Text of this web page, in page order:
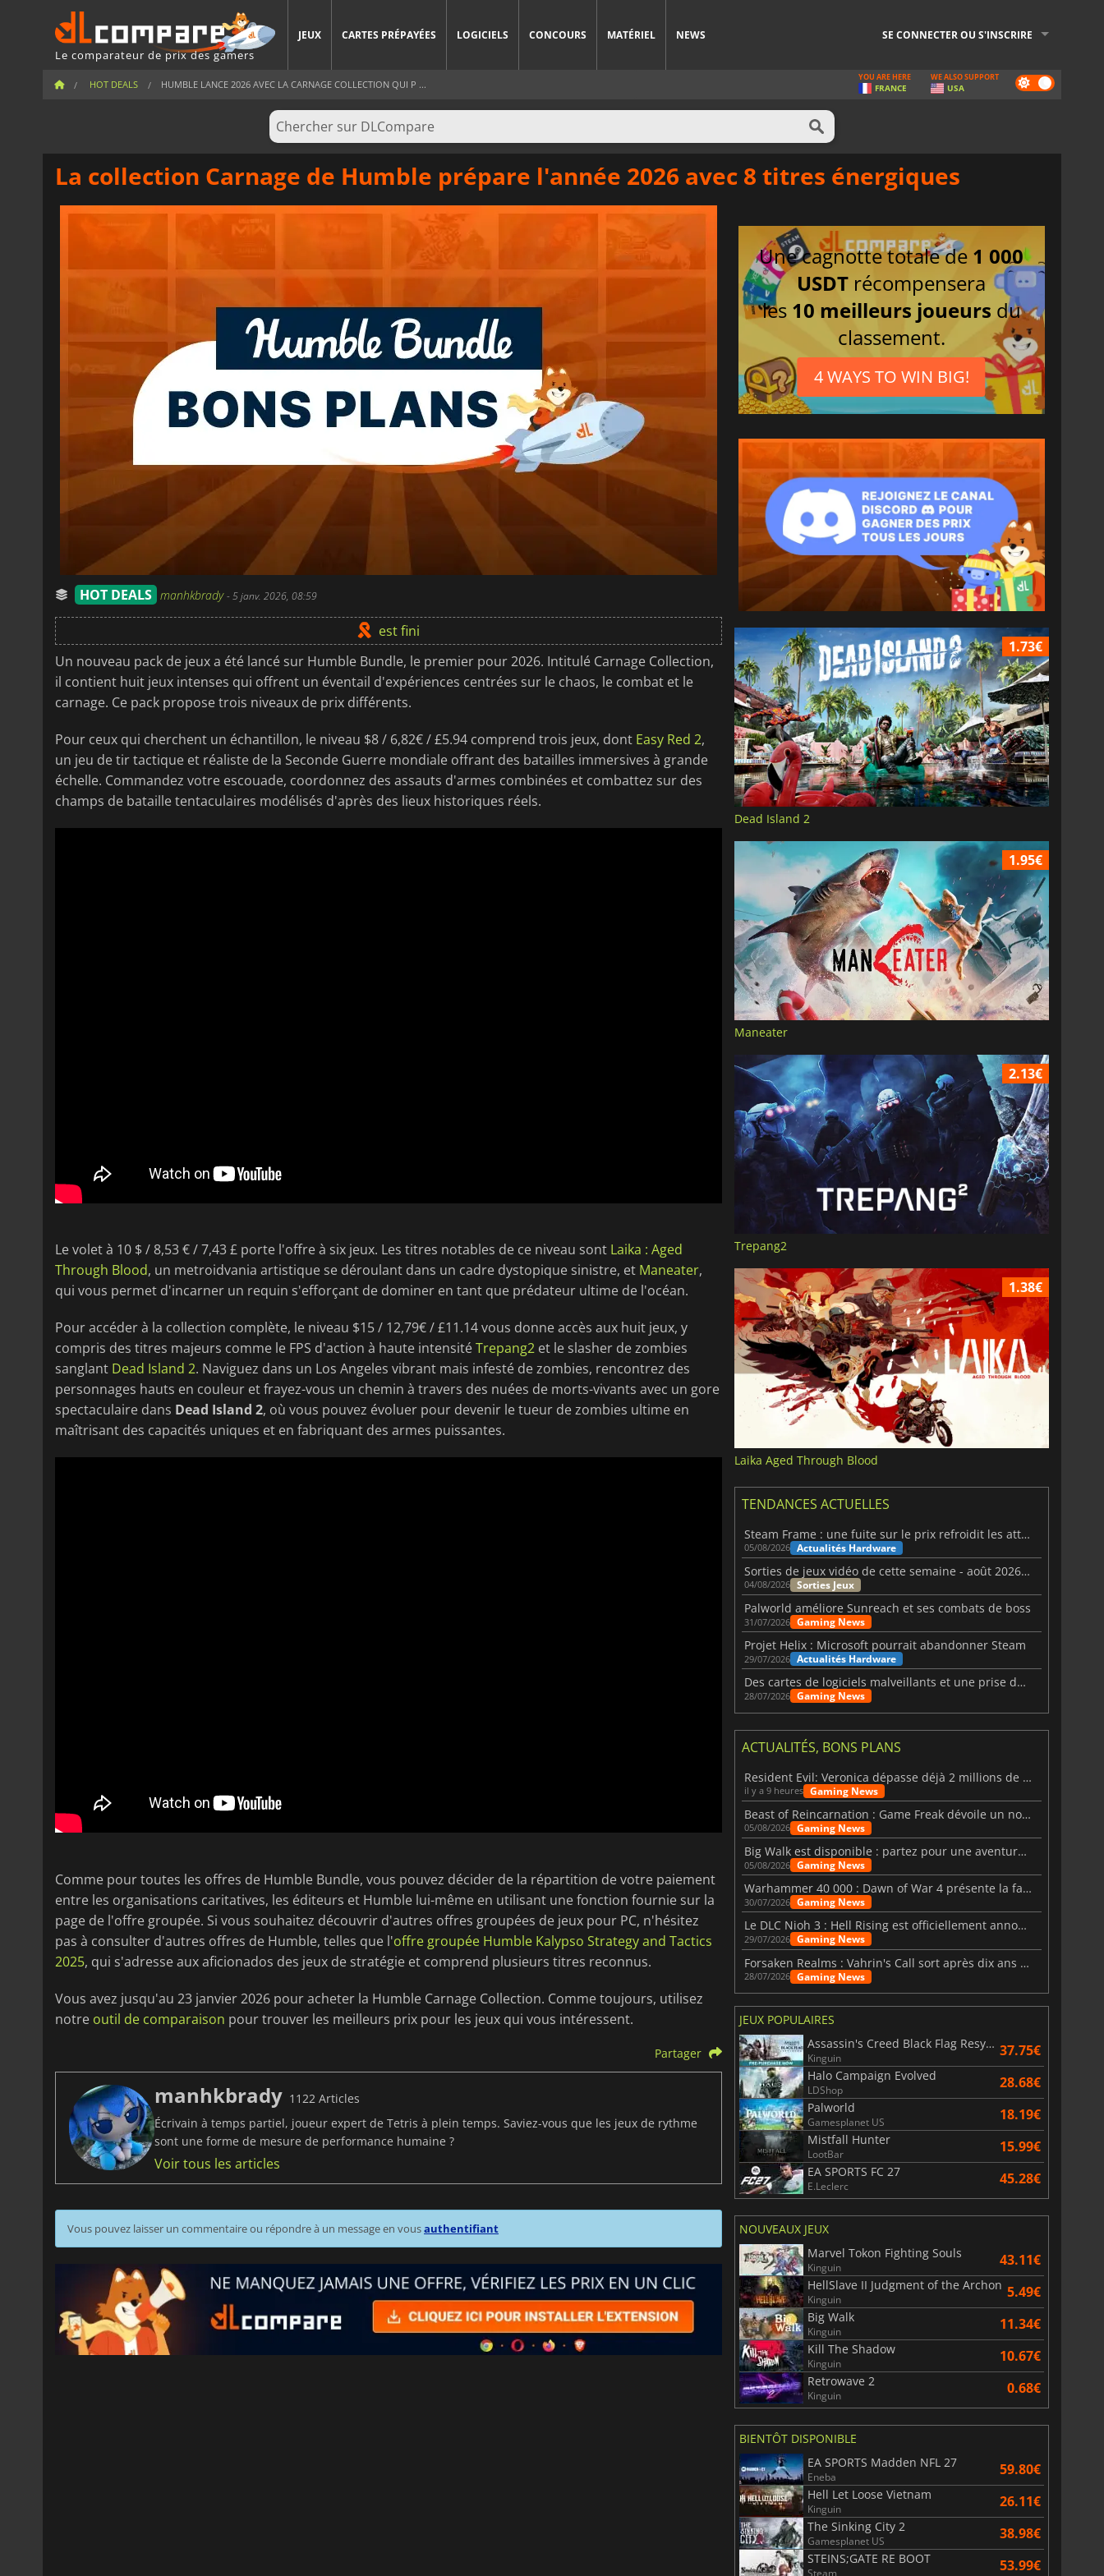
Le comparateur de prix des gamers
JEUX CARTES PRÉPAYÉES LOGICIELS CONCOURS MATÉRIEL NEWS SE CONNECTER OU S'INSCRIRE
HOT DEALS HUMBLE LANCE 2026 AVEC LA CARNAGE COLLECTION QUI P ... Dark
mode
YOU ARE HERE
FRANCE
WE ALSO SUPPORT
USA
La collection Carnage de Humble prépare l'année 2026 avec 8 titres énergiques
HOT DEALS manhkbrady-5 janv. 2026, 08:59
est fini
Un nouveau pack de jeux a été lancé sur Humble Bundle, le premier pour 2026. Intitulé Carnage Collection,
il contient huit jeux intenses qui offrent un éventail d'expériences centrées sur le chaos, le combat et le
carnage. Ce pack propose trois niveaux de prix différents.
Pour ceux qui cherchent un échantillon, le niveau $8 / 6,82€ / £5.94 comprend trois jeux, dont Easy Red 2,
un jeu de tir tactique et réaliste de la Seconde Guerre mondiale offrant des batailles immersives à grande
échelle. Commandez votre escouade, coordonnez des assauts d'armes combinées et combattez sur des
champs de bataille tentaculaires modélisés d'après des lieux historiques réels.
Le volet à 10 $ / 8,53 € / 7,43 £ porte l'offre à six jeux. Les titres notables de ce niveau sont Laika : Aged
Through Blood, un metroidvania artistique se déroulant dans un cadre dystopique sinistre, et Maneater,
qui vous permet d'incarner un requin s'efforçant de dominer en tant que prédateur ultime de l'océan.
Pour accéder à la collection complète, le niveau $15 / 12,79€ / £11.14 vous donne accès aux huit jeux, y
compris des titres majeurs comme le FPS d'action à haute intensitéTrepang2 et le slasher de zombies
sanglant Dead Island 2. Naviguez dans un Los Angeles vibrant mais infesté de zombies, rencontrez des
personnages hauts en couleur et frayez-vous un chemin à travers des nuées de morts-vivants avec un gore
spectaculaire dans Dead Island 2, où vous pouvez évoluer pour devenir le tueur de zombies ultime en
maîtrisant des capacités uniques et en fabriquant des armes puissantes.
Comme pour toutes les offres de Humble Bundle, vous pouvez décider de la répartition de votre paiement
entre les organisations caritatives, les éditeurs et Humble lui-même en utilisant une fonction fournie sur la
page de l'offre groupée. Si vous souhaitez découvrir d'autres offres groupées de jeux pour PC, n'hésitez
pas à consulter d'autres offres de Humble, telles que l'offre groupée Humble Kalypso Strategy and Tactics
2025, qui s'adresse aux aficionados des jeux de stratégie et comprend plusieurs titres reconnus.
Vous avez jusqu'au 23 janvier 2026 pour acheter la Humble Carnage Collection. Comme toujours, utilisez
notre outil de comparaison pour trouver les meilleurs prix pour les jeux qui vous intéressent.
Partager
manhkbrady 1122 Articles
Écrivain à temps partiel, joueur expert de Tetris à plein temps. Saviez-vous que les jeux de rythme
sont une forme de mesure de performance humaine ?
Voir tous les articles
Vous pouvez laisser un commentaire ou répondre à un message en vousauthentifiant
Une cagnotte totale de 1 000
USDT récompensera
les 10 meilleurs joueurs du
classement.
4 WAYS TO WIN BIG!
1.73€
Dead Island 2
1.95€
Maneater
2.13€
Trepang2
1.38€
Laika Aged Through Blood
TENDANCES ACTUELLES
Steam Frame : une fuite sur le prix refroidit les attentes VR
05/08/2026 Actualités Hardware
Sorties de jeux vidéo de cette semaine - août 2026 (semaine 32)
04/08/2026 Sorties Jeux
Palworld améliore Sunreach et ses combats de boss
31/07/2026 Gaming News
Projet Helix : Microsoft pourrait abandonner Steam
29/07/2026 Actualités Hardware
Des cartes de logiciels malveillants et une prise de contrôle de Discord ont touché Meccha Chameleon
28/07/2026 Gaming News
ACTUALITÉS, BONS PLANS
Resident Evil: Veronica dépasse déjà 2 millions de wishlists
il y a 9 heures Gaming News
Beast of Reincarnation : Game Freak dévoile un nouveau pari
05/08/2026 Gaming News
Big Walk est disponible : partez pour une aventure entre amis
05/08/2026 Gaming News
Warhammer 40 000 : Dawn of War 4 présente la faction des Nécrons
30/07/2026 Gaming News
Le DLC Nioh 3 : Hell Rising est officiellement annoncé
29/07/2026 Gaming News
Forsaken Realms : Vahrin's Call sort après dix ans de développement
28/07/2026 Gaming News
JEUX POPULAIRES
Assassin's Creed Black Flag Resynced
Kinguin 37.75€
Halo Campaign Evolved
LDShop 28.68€
Palworld
Gamesplanet US 18.19€
Mistfall Hunter
LootBar 15.99€
EA SPORTS FC 27
E.Leclerc 45.28€
NOUVEAUX JEUX
Marvel Tokon Fighting Souls
Kinguin 43.11€
HellSlave II Judgment of the Archon
Kinguin 5.49€
Big Walk
Kinguin 11.34€
Kill The Shadow
Kinguin 10.67€
Retrowave 2
Kinguin 0.68€
BIENTÔT DISPONIBLE
EA SPORTS Madden NFL 27
Eneba 59.80€
Hell Let Loose Vietnam
Kinguin 26.11€
The Sinking City 2
Gamesplanet US 38.98€
STEINS;GATE RE BOOT
Steam 53.99€